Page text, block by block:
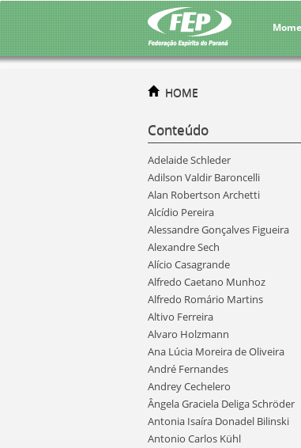
HOME
Conteúdo
Adelaide Schleder
Adilson Valdir Baroncelli
Alan Robertson Archetti
Alcídio Pereira
Alessandre Gonçalves Figueira
Alexandre Sech
Alício Casagrande
Alfredo Caetano Munhoz
Alfredo Romário Martins
Altivo Ferreira
Alvaro Holzmann
Ana Lúcia Moreira de Oliveira
André Fernandes
Andrey Cechelero
Ângela Graciela Deliga Schröder
Antonia Isaíra Donadel Bilinski
Antonio Carlos Kühl